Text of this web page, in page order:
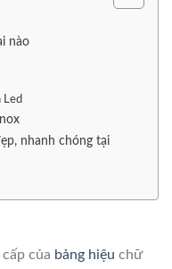
nào
Led
nhanh chóng tại
của bảng hiệu chữ